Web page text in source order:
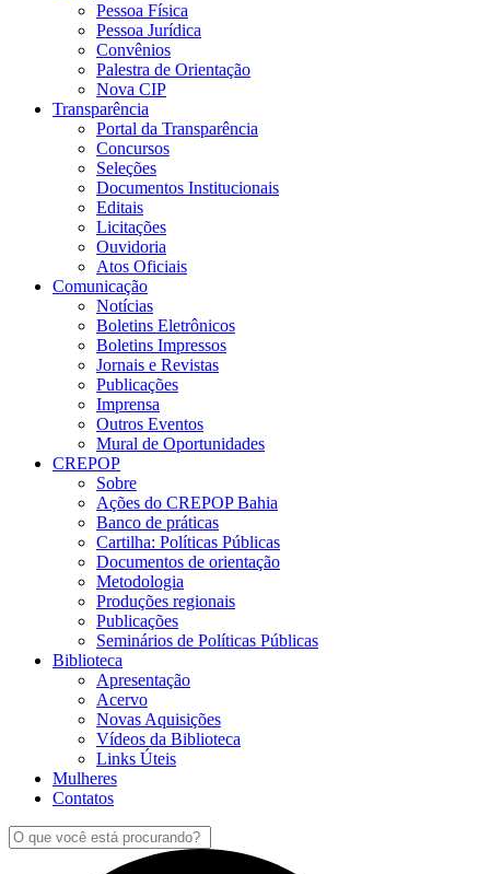
Pessoa Física
Pessoa Jurídica
Convênios
Palestra de Orientação
Nova CIP
Transparência
Portal da Transparência
Concursos
Seleções
Documentos Institucionais
Editais
Licitações
Ouvidoria
Atos Oficiais
Comunicação
Notícias
Boletins Eletrônicos
Boletins Impressos
Jornais e Revistas
Publicações
Imprensa
Outros Eventos
Mural de Oportunidades
CREPOP
Sobre
Ações do CREPOP Bahia
Banco de práticas
Cartilha: Políticas Públicas
Documentos de orientação
Metodologia
Produções regionais
Publicações
Seminários de Políticas Públicas
Biblioteca
Apresentação
Acervo
Novas Aquisições
Vídeos da Biblioteca
Links Úteis
Mulheres
Contatos